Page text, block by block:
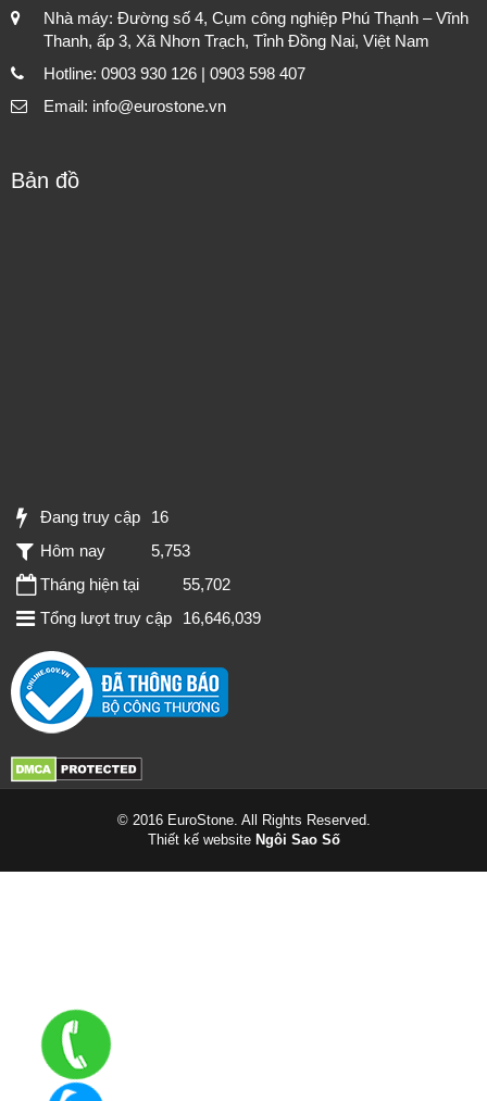
Nhà máy: Đường số 4, Cụm công nghiệp Phú Thạnh – Vĩnh
Thanh, ấp 3, Xã Nhơn Trạch, Tỉnh Đồng Nai, Việt Nam
Hotline: 0903 930 126 | 0903 598 407
Email: info@eurostone.vn
Bản đồ
Đang truy cập
16
Hôm nay
5,753
Tháng hiện tại
55,702
Tổng lượt truy cập
16,646,039
© 2016 EuroStone. All Rights Reserved.
Thiết kế website Ngôi Sao Số